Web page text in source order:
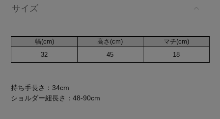
サイズ
幅(cm)
32
高さ(cm)
45
マチ(cm)
18
持ち手長さ：34cm
ショルダー紐長さ：48-90cm